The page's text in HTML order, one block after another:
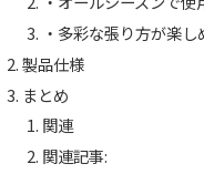
・多彩な張り方が楽し
製品仕様
まとめ
関連
関連記事: